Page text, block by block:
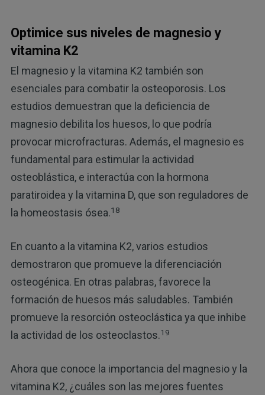
Optimice sus niveles de magnesio y
vitamina K2
El magnesio y la vitamina K2 también son
esenciales para combatir la osteoporosis. Los
estudios demuestran que la deficiencia de
magnesio debilita los huesos, lo que podría
provocar microfracturas. Además, el magnesio es
fundamental para estimular la actividad
osteoblástica, e interactúa con la hormona
paratiroidea y la vitamina D, que son reguladores de
la homeostasis ósea.18
En cuanto a la vitamina K2, varios estudios
demostraron que promueve la diferenciación
osteogénica. En otras palabras, favorece la
formación de huesos más saludables. También
promueve la resorción osteoclástica ya que inhibe
la actividad de los osteoclastos.19
Ahora que conoce la importancia del magnesio y la
vitamina K2, ¿cuáles son las mejores fuentes